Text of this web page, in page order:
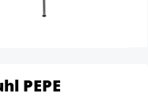
PEPE